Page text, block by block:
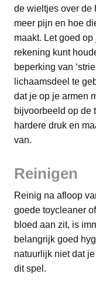
de wieltjes over de
meer pijn en hoe
maakt. Let goed
rekening kunt
beperking van
lichaamsdeel te
dat je op je armen
bijvoorbeeld op de
hardere druk en
van.
​Reinigen
Reinig na afloop
goede toycleaner of
bloed aan zit, is
belangrijk goed
natuurlijk niet dat
dit spel.